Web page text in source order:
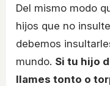
Del mismo modo
hijos que no
debemos
mundo. Si tu hijo
llames tonto o